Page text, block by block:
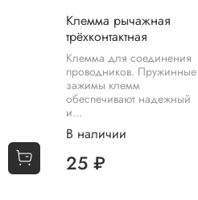
Клемма рычажная
трёхконтактная
В наличии
Клемма для соединения
проводников. Пружинные
зажимы клемм
обеспечивают надежный
и...
25 ₽